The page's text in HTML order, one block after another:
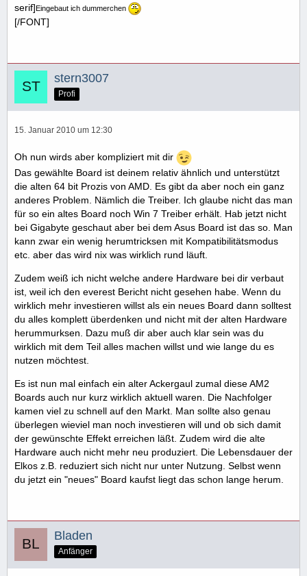
serif]Eingebaut ich dummerchen
[/FONT]
stern3007
Profi
15. Januar 2010 um 12:30
Oh nun wirds aber kompliziert mit dir
Das gewählte Board ist deinem relativ ähnlich und unterstützt
die alten 64 bit Prozis von AMD. Es gibt da aber noch ein ganz
anderes Problem. Nämlich die Treiber. Ich glaube nicht das man
für so ein altes Board noch Win 7 Treiber erhält. Hab jetzt nicht
bei Gigabyte geschaut aber bei dem Asus Board ist das so. Man
kann zwar ein wenig herumtricksen mit Kompatibilitätsmodus
etc. aber das wird nix was wirklich rund läuft.
Zudem weiß ich nicht welche andere Hardware bei dir verbaut
ist, weil ich den everest Bericht nicht gesehen habe. Wenn du
wirklich mehr investieren willst als ein neues Board dann solltest
du alles komplett überdenken und nicht mit der alten Hardware
herummurksen. Dazu muß dir aber auch klar sein was du
wirklich mit dem Teil alles machen willst und wie lange du es
nutzen möchtest.
Es ist nun mal einfach ein alter Ackergaul zumal diese AM2
Boards auch nur kurz wirklich aktuell waren. Die Nachfolger
kamen viel zu schnell auf den Markt. Man sollte also genau
überlegen wieviel man noch investieren will und ob sich damit
der gewünschte Effekt erreichen läßt. Zudem wird die alte
Hardware auch nicht mehr neu produziert. Die Lebensdauer der
Elkos z.B. reduziert sich nicht nur unter Nutzung. Selbst wenn
du jetzt ein "neues" Board kaufst liegt das schon lange herum.
Bladen
Anfänger